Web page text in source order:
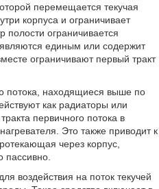
перемещается текучая
корпуса и ограничивает
полости ограничивается
единым или содержит
ограничивают первый тракт
потока, находящиеся выше по
как радиаторы или
первичного потока в
Это также приводит к
через корпус,
пассивно.
воздействия на поток текучей